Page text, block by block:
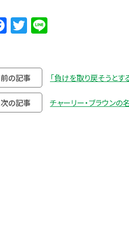
Facebook
Twitter
前の記事 「負けを取り戻そうとす
次の記事 チャーリー・ブラウンの